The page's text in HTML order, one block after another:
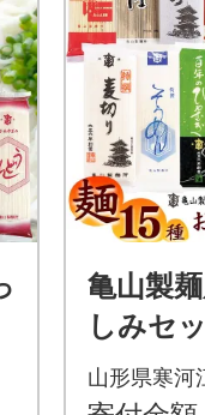
亀山製
しみセ
15束)
山形県寒河